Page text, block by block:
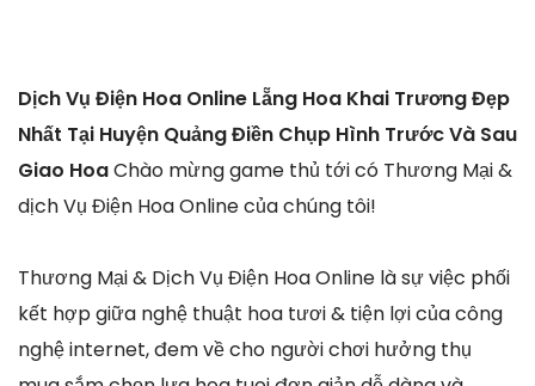
Dịch Vụ Điện Hoa Online Lẵng Hoa Khai Trương Đẹp
Nhất Tại Huyện Quảng Điền Chụp Hình Trước Và Sau
Giao HoaChào mừng game thủ tới có Thương Mại &
dịch Vụ Điện Hoa Online của chúng tôi!
Thương Mại & Dịch Vụ Điện Hoa Online là sự việc phối
kết hợp giữa nghệ thuật hoa tươi & tiện lợi của công
nghệ internet, đem về cho người chơi hưởng thụ